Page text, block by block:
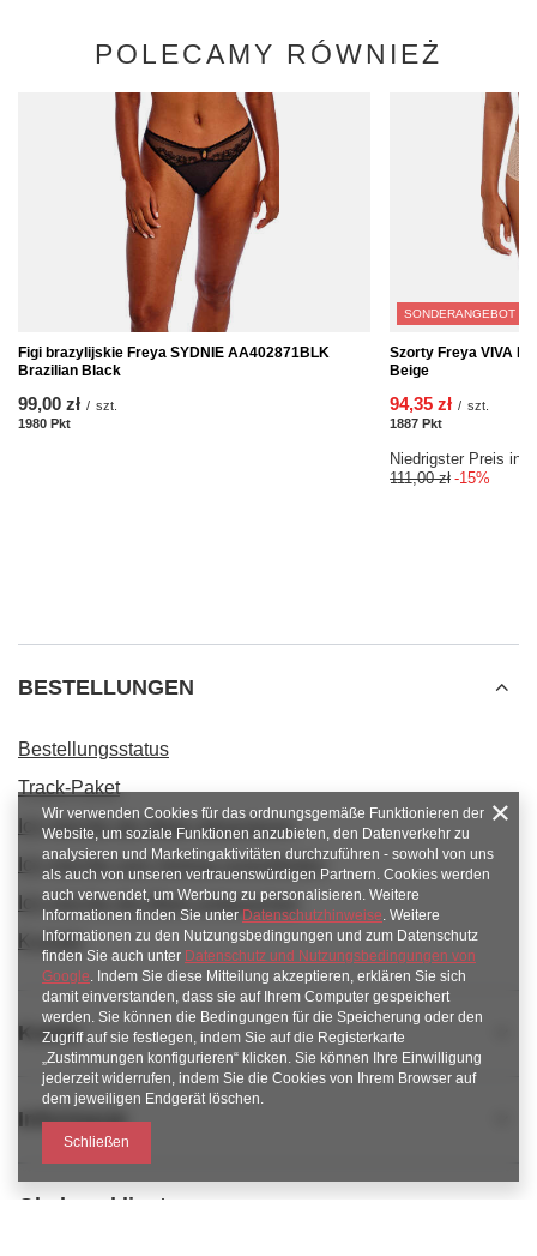
POLECAMY RÓWNIEŻ
Figi brazylijskie Freya SYDNIE AA402871BLK
Brazilian Black
99,00 zł / szt.
1980 Pkt
SONDERANGEBOT
Szorty Freya VIVA
Beige
94,35 zł / szt.
1887 Pkt
Niedrigster Preis in
111,00 zł -15%
BESTELLUNGEN
Bestellungsstatus
Track-Paket
Ich möchte die Ware reklamieren
Ich möchte vom Vertrag zurücktreten
Ich möchte die Ware umtauschen
Kontakt
Konto
Informacje
Obsługa klienta
Wir verwenden Cookies für das ordnungsgemäße Funktionieren der
Website, um soziale Funktionen anzubieten, den Datenverkehr zu
analysieren und Marketingaktivitäten durchzuführen - sowohl von uns
als auch von unseren vertrauenswürdigen Partnern. Cookies werden
auch verwendet, um Werbung zu personalisieren. Weitere
Informationen finden Sie unter Datenschutzhinweise. Weitere
Informationen zu den Nutzungsbedingungen und zum Datenschutz
finden Sie auch unter Datenschutz und Nutzungsbedingungen von
Google. Indem Sie diese Mitteilung akzeptieren, erklären Sie sich
damit einverstanden, dass sie auf Ihrem Computer gespeichert
werden. Sie können die Bedingungen für die Speicherung oder den
Zugriff auf sie festlegen, indem Sie auf die Registerkarte
„Zustimmungen konfigurieren“ klicken. Sie können Ihre Einwilligung
jederzeit widerrufen, indem Sie die Cookies von Ihrem Browser auf
dem jeweiligen Endgerät löschen.
Schließen